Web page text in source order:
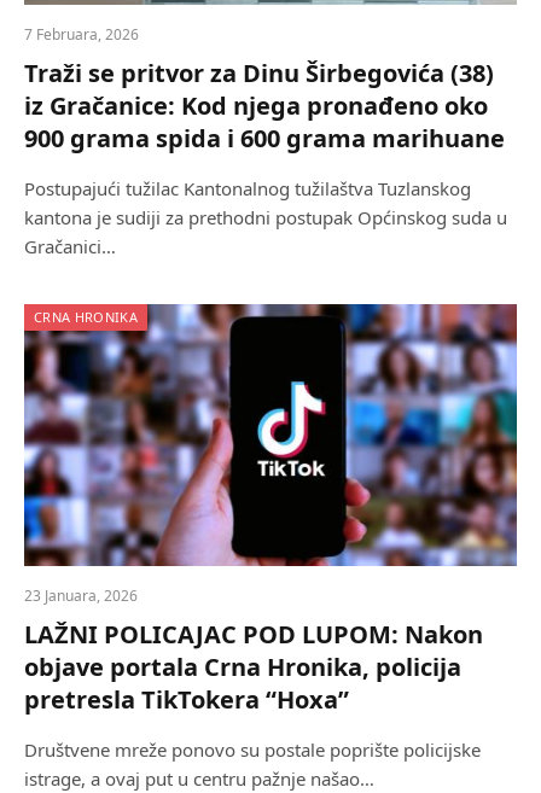
7 Februara, 2026
Traži se pritvor za Dinu Širbegovića (38)
iz Gračanice: Kod njega pronađeno oko
900 grama spida i 600 grama marihuane
Postupajući tužilac Kantonalnog tužilaštva Tuzlanskog
kantona je sudiji za prethodni postupak Općinskog suda u
Gračanici…
CRNA HRONIKA
23 Januara, 2026
LAŽNI POLICAJAC POD LUPOM: Nakon
objave portala Crna Hronika, policija
pretresla TikTokera “Hoxa”
Društvene mreže ponovo su postale poprište policijske
istrage, a ovaj put u centru pažnje našao…